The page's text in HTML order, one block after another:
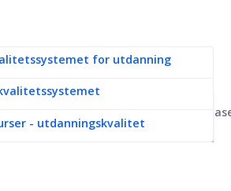
for utdanning
- utdanningskvalitet